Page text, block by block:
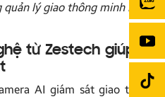
lý giao thông minh bạch,
từ Zestech giúp lái
AI giám sát giao thông